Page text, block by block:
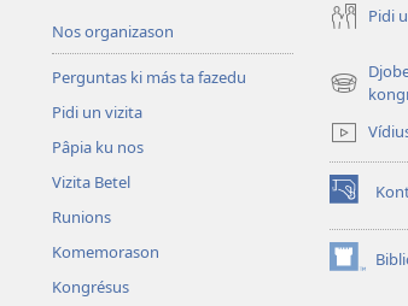
Nos organizason
Perguntas ki más ta fazedu
Pidi un vizita
Pâpia ku nos
Vizita Betel
Runions
Komemorason
Kongrésus
Pidi
(abri
janéla
novu)
(abri
un
janéla
novu)
(abri